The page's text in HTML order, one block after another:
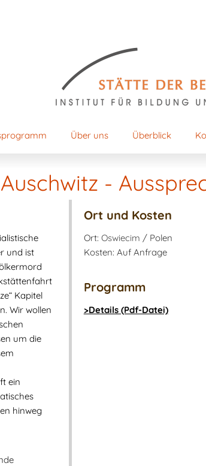
Über uns Überblick
-
und ist
Kapitel
Wir wollen
um die
ein
hinweg
Ort und Kosten
Ort: Oswiecim / Polen
Kosten: Auf Anfrage
Programm
>Details (Pdf-Datei)